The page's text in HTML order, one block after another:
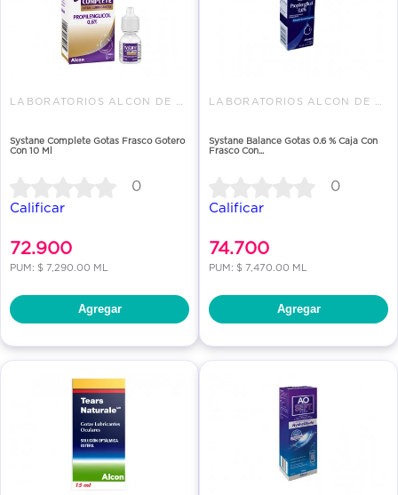
Systane Complete Gotas Frasco Gotero
Con 10 Ml
0
Calificar
72.900
PUM: $ 7,290.00 ML
Agregar
Systane Balance Gotas 0.6 % Caja Con
Frasco Con...
0
Calificar
74.700
PUM: $ 7,470.00 ML
Agregar